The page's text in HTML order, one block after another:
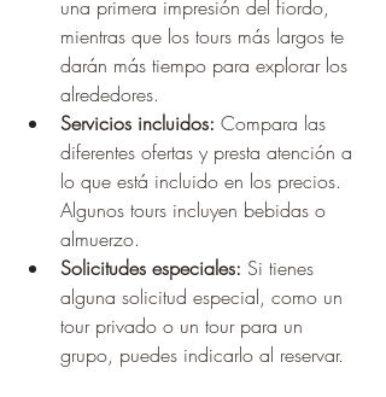
una primera impresión del fiordo,
mientras que los tours más largos te
darán más tiempo para explorar los
alrededores.
Servicios incluidos: Compara las
diferentes ofertas y presta atención a
lo que está incluido en los precios.
Algunos tours incluyen bebidas o
almuerzo.
Solicitudes especiales: Si tienes
alguna solicitud especial, como un
tour privado o un tour para un
grupo, puedes indicarlo al reservar.